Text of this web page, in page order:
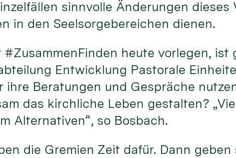
sinn­volle Änderun­gen
in den Seel­sorge­berei­chen die­nen.
#Zusammen­Finden heute vor­legen,
Ent­wick­lung Pastora­le
ihre Be­ratun­gen und Ge­spräche
das kirch­liche Leben ge­stalten?
Alter­nati­ven“, so Bos­bach.
die Gre­mien Zeit da­für. Dann